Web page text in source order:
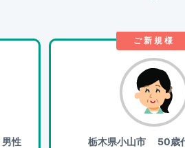
性
ご新規様
栃木県小山市50歳